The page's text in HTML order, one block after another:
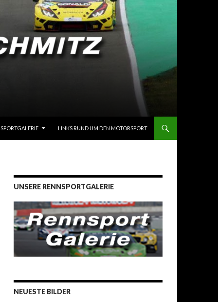
LINKS RUND UM DEN MOTORSPORT
UNSERE RENNSPORTGALERIE
NEUESTE BILDER